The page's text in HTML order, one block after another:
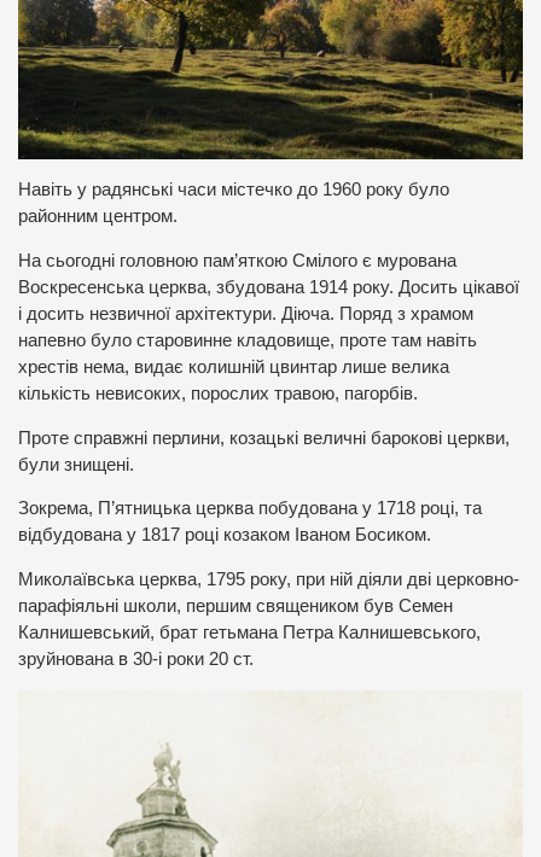
Навіть у радянські часи містечко до 1960 року було
районним центром.
На сьогодні головною пам’яткою Смілого є мурована
Воскресенська церква, збудована 1914 року. Досить цікавої
і досить незвичної архітектури. Діюча. Поряд з храмом
напевно було старовинне кладовище, проте там навіть
хрестів нема, видає колишній цвинтар лише велика
кількість невисоких, порослих травою, пагорбів.
Проте справжні перлини, козацькі величні барокові церкви,
були знищені.
Зокрема, П’ятницька церква побудована у 1718 році, та
відбудована у 1817 році козаком Іваном Босиком.
Миколаївська церква, 1795 року, при ній діяли дві церковно-
парафіяльні школи, першим священиком був Семен
Калнишевський, брат гетьмана Петра Калнишевського,
зруйнована в 30-і роки 20 ст.